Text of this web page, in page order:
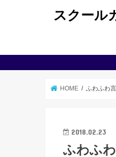
スクール
HOME ふわふわ
2018.02.23
ふわふ